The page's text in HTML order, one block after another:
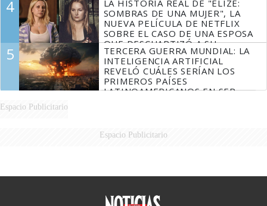
4
LA HISTORIA REAL DE "ELIZE:
SOMBRAS DE UNA MUJER", LA
NUEVA PELÍCULA DE NETFLIX
SOBRE EL CASO DE UNA ESPOSA
QUE DESCUARTIZÓ A SU
MARIDO
5
TERCERA GUERRA MUNDIAL: LA
INTELIGENCIA ARTIFICIAL
REVELÓ CUÁLES SERÍAN LOS
PRIMEROS PAÍSES
LATINOAMERICANOS EN SER
Espacio Publicitario
Espacio Publicitario